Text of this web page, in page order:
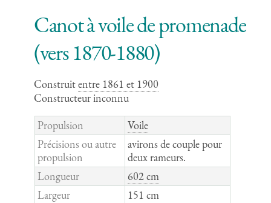
Canot à voile de promenade
(vers 1870-1880)
Construitentre 1861 et 1900
Constructeur inconnu
Propulsion
Voile
Précisions ou autre
propulsion
avirons de couple pour
deux rameurs.
Longueur
602 cm
Largeur
151 cm